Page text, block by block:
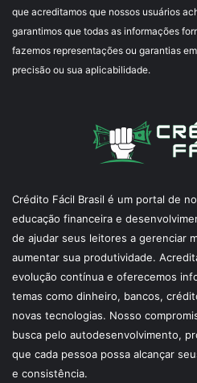
que acreditamos que nossos usuários
garantimos que todas as informações
fazemos representações ou garantias
precisão ou sua aplicabilidade.
Crédito Fácil Brasil é um portal de
educação financeira e
de ajudar seus leitores a gerenciar
aumentar sua produtividade.
evolução contínua e oferecemos
temas como dinheiro, bancos,
novas tecnologias. Nosso
busca pelo autodesenvolvimento,
que cada pessoa possa alcançar
e consistência.